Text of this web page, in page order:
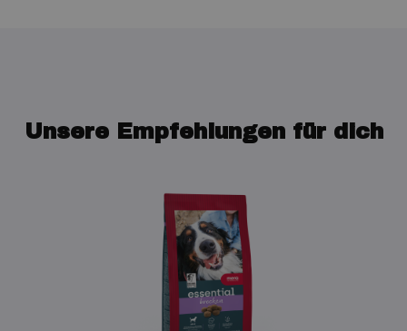
Unsere Empfehlungen für dich